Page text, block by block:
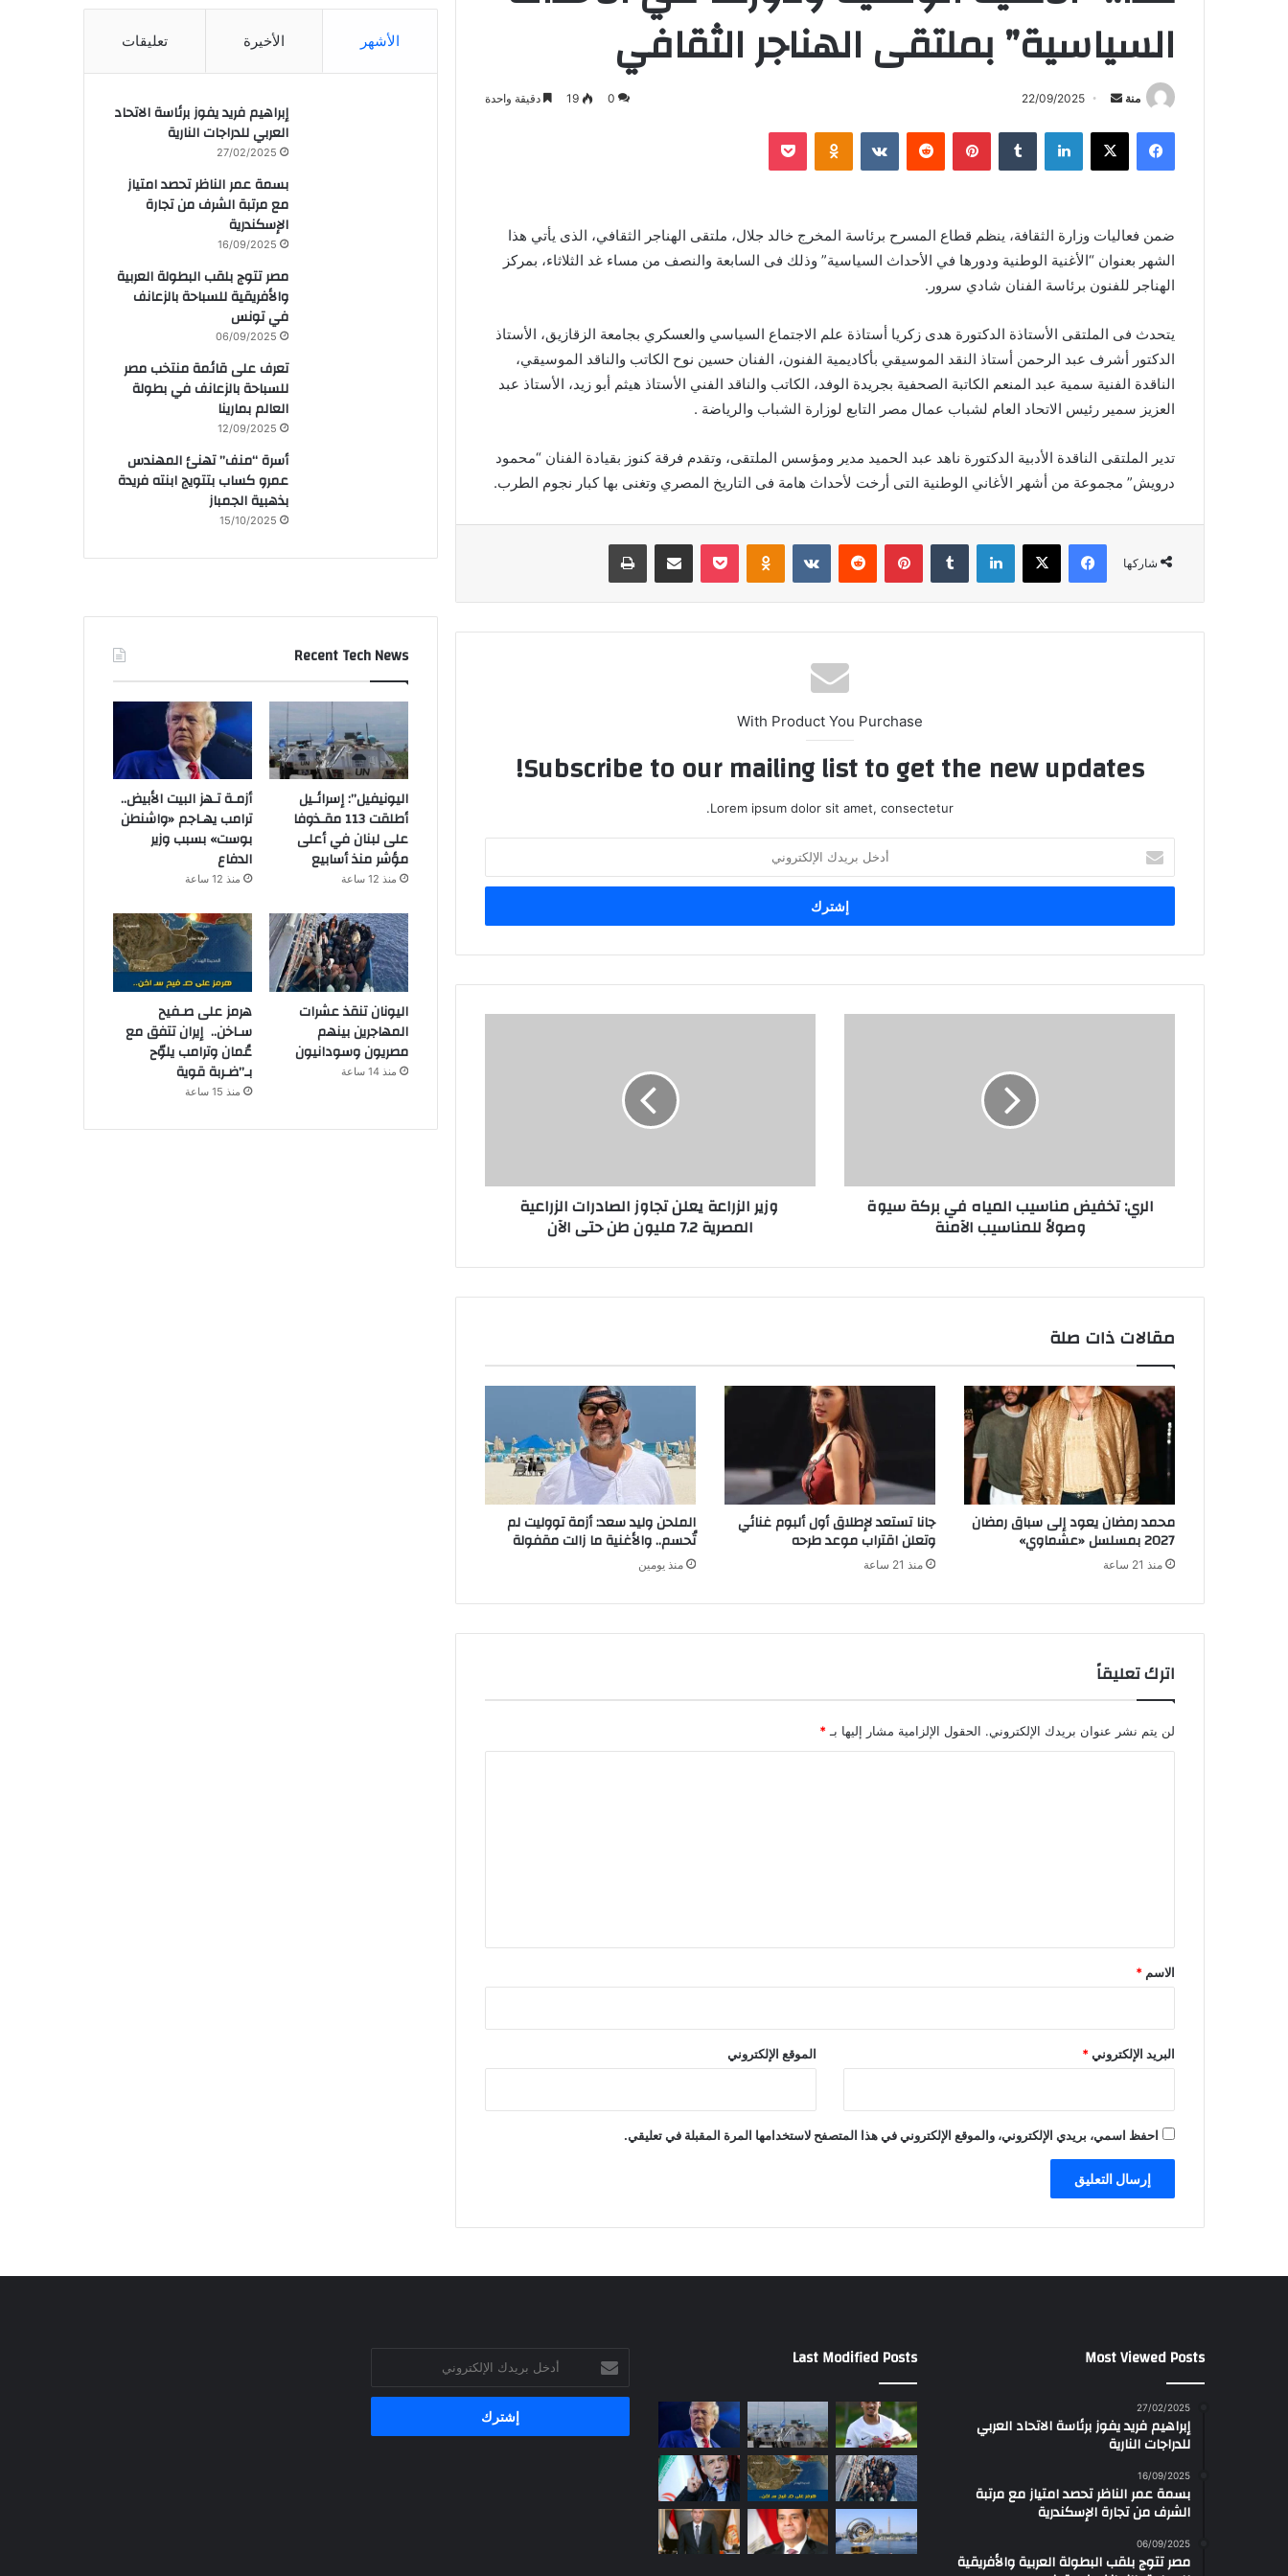
السياسية” بملتقى الهناجر الثقافي
منة
أرسل
إلكترونيا
22/09/2025
0
19 دقيقة واحدة
فيسبوك X لينكدإن بينتيريست Odnoklassniki
بوكيت
ضمن فعاليات وزارة الثقافة، ينظم قطاع المسرح برئاسة المخرج خالد جلال، ملتقى الهناجر الثقافي، الذى يأتي هذا
الشهر بعنوان “الأغنية الوطنية ودورها في الأحداث السياسية” وذلك فى السابعة والنصف من مساء غد الثلاثاء، بمركز
الهناجر للفنون برئاسة الفنان شادي سرور.
يتحدث فى الملتقى الأستاذة الدكتورة هدى زكريا أستاذة علم الاجتماع السياسي والعسكري بجامعة الزقازيق، الأستاذ
الدكتور أشرف عبد الرحمن أستاذ النقد الموسيقي بأكاديمية الفنون، الفنان حسين نوح الكاتب والناقد الموسيقي،
الناقدة الفنية سمية عبد المنعم الكاتبة الصحفية بجريدة الوفد، الكاتب والناقد الفني الأستاذ هيثم أبو زيد، الأستاذ عبد
العزيز سمير رئيس الاتحاد العام لشباب عمال مصر التابع لوزارة الشباب والرياضة .
تدير الملتقى الناقدة الأدبية الدكتورة ناهد عبد الحميد مدير ومؤسس الملتقى، وتقدم فرقة كنوز بقيادة الفنان “محمود
درويش” مجموعة من أشهر الأغاني الوطنية التى أرخت لأحداث هامة فى التاريخ المصري وتغنى بها كبار نجوم الطرب.
شاركها
فيسبوك X لينكدإن بينتيريست Odnoklassniki
بوكيت مشاركة عبر البريد طباعة
With Product You Purchase
Subscribe to our mailing list to get the new updates!
Lorem ipsum dolor sit amet, consectetur.
بريدك
الإلكتروني
الري: تخفيض مناسيب المياه في بركة سيوة
وصولاً للمناسيب الآمنة
وزير الزراعة يعلن تجاوز الصادرات الزراعية
المصرية 7.2 مليون طن حتى الآن
مقالات ذات صلة
محمد رمضان يعود إلى سباق رمضان
2027 بمسلسل «عشماوي»
منذ 21 ساعة
جانا تستعد لإطلاق أول ألبوم غنائي
وتعلن اقتراب موعد طرحه
منذ 21 ساعة
الملحن وليد سعد: أزمة تووليت لم
تُحسم.. والأغنية ما زالت مقفولة
منذ يومين
اترك تعليقاً
لن يتم نشر عنوان بريدك الإلكتروني. الحقول الإلزامية مشار إليها بـ *
*
الاسم *
البريد الإلكتروني* الموقع الإلكتروني
احفظ اسمي، بريدي الإلكتروني، والموقع الإلكتروني في هذا المتصفح لاستخدامها المرة المقبلة في تعليقي.
الأشهر الأخيرة تعليقات
إبراهيم فريد يفوز برئاسة الاتحاد
العربي للدراجات النارية
27/02/2025
بسمة عمر الناظر تحصد امتياز
مع مرتبة الشرف من تجارة
الإسكندرية
16/09/2025
مصر تتوج بلقب البطولة العربية
والأفريقية للسباحة بالزعانف
في تونس
06/09/2025
تعرف على قائمة منتخب مصر
للسباحة بالزعانف في بطولة
العالم بمارينا
12/09/2025
أسرة “منف” تهنئ المهندس
عمرو كساب بتتويج ابنته فريدة
بذهبية الجمباز
15/10/2025
Recent Tech News
اليونيفيل”: إسرائـيل
أطلقت 113 مقـذوفا
على لبنان في أعلى
مؤشر منذ أسابيع
منذ 12 ساعة
أزمـة تـهز البيت الأبيض..
ترامب يهـاجم «واشنطن
بوست» بسبب وزير
الدفاع
منذ 12 ساعة
اليونان تنقذ عشرات
المهاجرين بينهم
مصريون وسودانيون
منذ 14 ساعة
هرمز على صـفيح
سـاخن.. إيران تتفق مع
عُمان وترامب يلوّح
بـ”ضـربة قوية
منذ 15 ساعة
Most Viewed Posts
27/02/2025
إبراهيم فريد يفوز برئاسة الاتحاد العربي
للدراجات النارية
16/09/2025
بسمة عمر الناظر تحصد امتياز مع مرتبة
الشرف من تجارة الإسكندرية
06/09/2025
مصر تتوج بلقب البطولة العربية والأفريقية
Last Modified Posts
بريدك
الإلكتروني